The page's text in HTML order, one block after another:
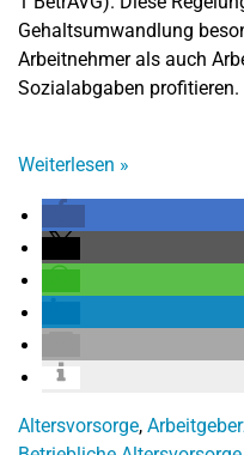
Gehaltsumwandlung
Arbeitnehmer als auch
Sozialabgaben profitieren.
Weiterlesen »
Altersvorsorge,